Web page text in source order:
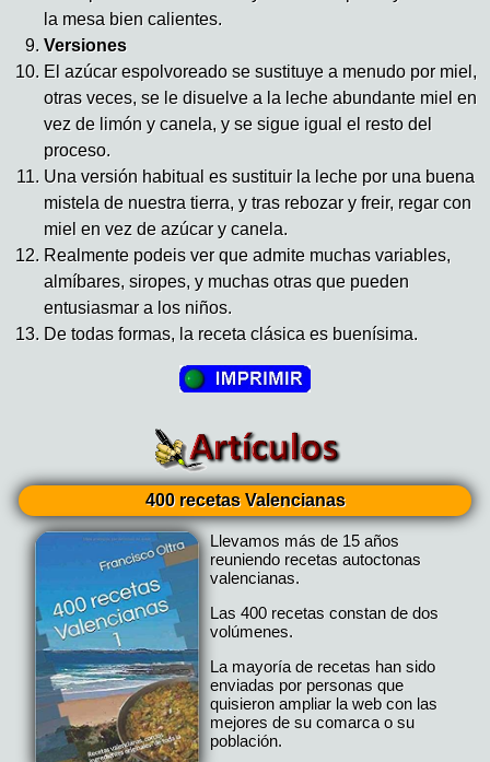
la mesa bien calientes.
Versiones
El azúcar espolvoreado se sustituye a menudo por miel,
otras veces, se le disuelve a la leche abundante miel en
vez de limón y canela, y se sigue igual el resto del
proceso.
Una versión habitual es sustituir la leche por una buena
mistela de nuestra tierra, y tras rebozar y freir, regar con
miel en vez de azúcar y canela.
Realmente podeis ver que admite muchas variables,
almíbares, siropes, y muchas otras que pueden
entusiasmar a los niños.
De todas formas, la receta clásica es buenísima.
400 recetas Valencianas
Llevamos más de 15 años
reuniendo recetas autoctonas
valencianas.
Las 400 recetas constan de dos
volúmenes.
La mayoría de recetas han sido
enviadas por personas que
quisieron ampliar la web con las
mejores de su comarca o su
población.